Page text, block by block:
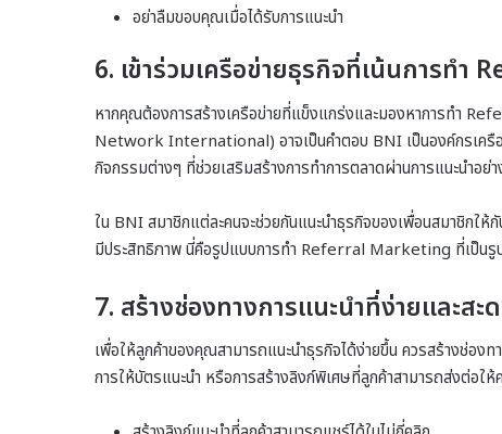
อย่าลืมขอบคุณเมื่อได้รับการแนะนำ
6. เข้าร่วมเครือข่ายธุรกิจที่เน้นการท
หากคุณต้องการสร้างเครือข่ายที่แข็งแกร่งและมองหาการทำ
Network International) อาจเป็นคำตอบ BNI เป็นองค์กรเครือ
กิจกรรมต่างๆ ที่ช่วยเสริมสร้างการทำการตลาดผ่านการแนะนำอย่
ใน BNI สมาชิกแต่ละคนจะช่วยกันแนะนำธุรกิจของเพื่อนสมาชิกให้
มีประสิทธิภาพ นี่คือรูปแบบการทำ Referral Marketing ที่เป็นรู
7. สร้างช่องทางการแนะนำที่ง่ายและสะ
เพื่อให้ลูกค้าของคุณสามารถแนะนำธุรกิจได้ง่ายขึ้น ควรสร้างช่อง
การให้บัตรแนะนำ หรือการสร้างลิงก์พิเศษที่ลูกค้าสามารถส่งต่อให้